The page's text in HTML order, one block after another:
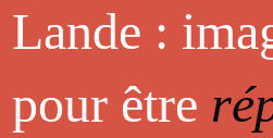
Lande :
pour être